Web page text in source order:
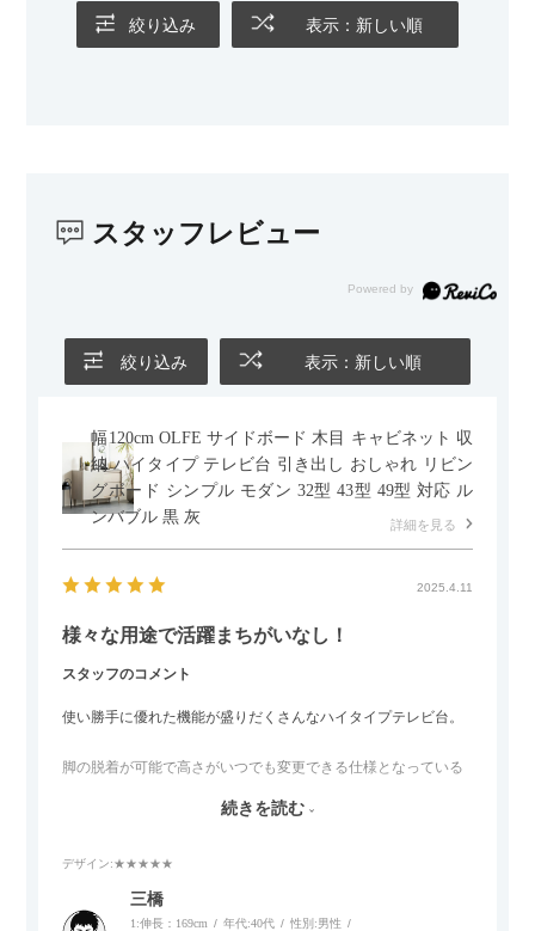
絞り込み 表示：新しい順
スタッフレビュー
絞り込み 表示：新しい順
幅120cm OLFE サイドボード 木目 キャビネット 収
納 ハイタイプ テレビ台 引き出し おしゃれ リビン
グボード シンプル モダン 32型 43型 49型 対応 ル
ンバブル 黒 灰
詳細を見る
2025.4.11
様々な用途で活躍まちがいなし！
スタッフのコメント
使い勝手に優れた機能が盛りだくさんなハイタイプテレビ台。
脚の脱着が可能で高さがいつでも変更できる仕様となっている
また、補助テーブルとして使用可能なスライドテーブルや収納
内部にもプリンターなどが置けるスライド棚板がついているの
でテレビ台以外にもオフィスなどでの収納家具やリビングでの
続きを読む
デザイン:★★★★★
三橋
1:伸長：169cm 年代:40代 性別:男性